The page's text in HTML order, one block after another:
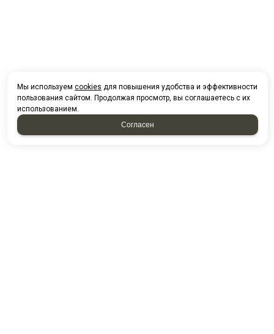
Мы используем cookies для повышения удобства и эффективности
пользования сайтом. Продолжая просмотр, вы соглашаетесь с их
использованием.
Согласен